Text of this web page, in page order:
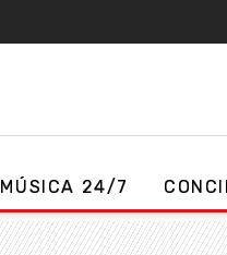
MÚSICA 24/7